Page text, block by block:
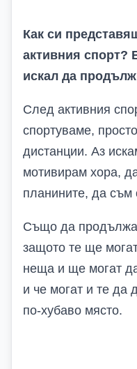
Как си
активния спорт?
искал да
След активния
спортуваме,
дистанции. Аз
мотивирам хора,
планините, да съм
Също да продължа
защото те ще
неща и ще могат
и че могат и те да
по-хубаво място.